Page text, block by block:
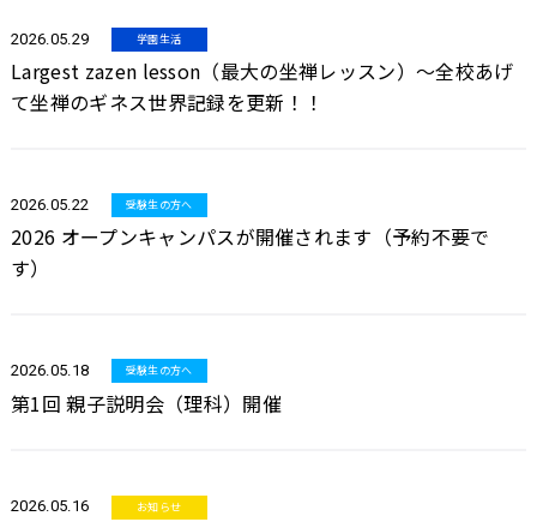
2026.05.29 学園生活
Largest zazen lesson（最大の坐禅レッスン）～全校あげ
て坐禅のギネス世界記録を更新！！
2026.05.22 受験生の方へ
2026 オープンキャンパスが開催されます（予約不要で
す）
2026.05.18 受験生の方へ
第1回 親子説明会（理科）開催
2026.05.16 お知らせ